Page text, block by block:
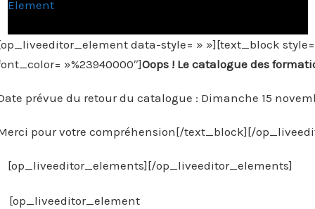
Element
data-style= » »][text_block
»%23940000″]Oops ! Le catalogue des
prévue du retour du catalogue : Dimanche 15
pour votre compréhension[/text_block][/
[op_liveeditor_elements][/op_liveeditor_elements]